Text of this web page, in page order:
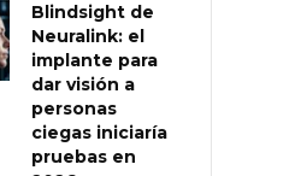
Blindsight de
Neuralink: el
implante para
dar visión a
personas
ciegas iniciaría
pruebas en